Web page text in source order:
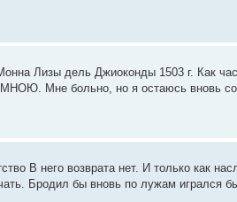
Лизы дель Джиоконды 1503 г. Как
Мне больно, но я остаюсь вновь
В него возврата нет. И только как
Бродил бы вновь по лужам игрался